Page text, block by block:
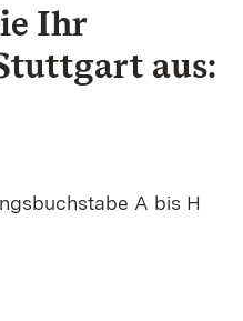
Ihr
aus:
A bis H